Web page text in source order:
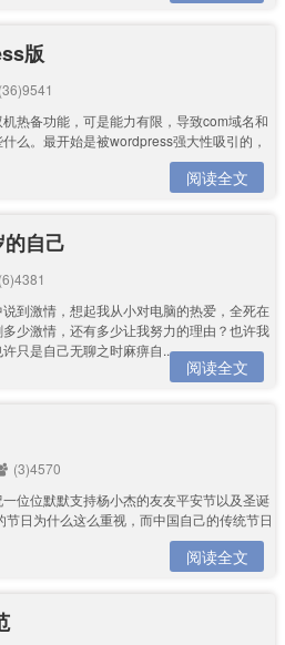
版
(36)9541
热备功能，可是能力有限，导致com域名和
么。最开始是被wordpress强大性吸引的，
阅读全文
自己
(6)4381
到激情，想起我从小对电脑的热爱，全死在
少激情，还有多少让我努力的理由？也许我
只是自己无聊之时麻痹自...
阅读全文
(3)4570
位位默默支持杨小杰的友友平安节以及圣诞
日为什么这么重视，而中国自己的传统节日
阅读全文